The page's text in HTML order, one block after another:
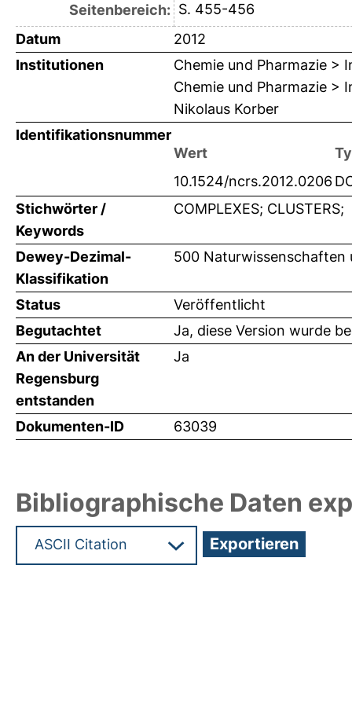
Seitenbereich: S. 455-456
Datum
2012
Institutionen
Chemie und Pharmazie >
Chemie und Pharmazie >
Nikolaus Korber
Identifikationsnummer
Wert
10.1524/ncrs.2012.0206
Stichwörter /
Keywords
COMPLEXES; CLUSTERS;
Dewey-Dezimal-
Klassifikation
500 Naturwissenschaften
Status
Veröffentlicht
Begutachtet
Ja, diese Version wurde
An der Universität
Regensburg
entstanden
Ja
Dokumenten-ID 63039
Bibliographische Daten